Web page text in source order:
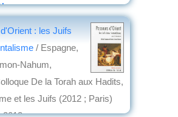
: les Juifs
/ Espagne,
Nahum,
De la Torah aux Hadits,
et les Juifs (2012 ; Paris)